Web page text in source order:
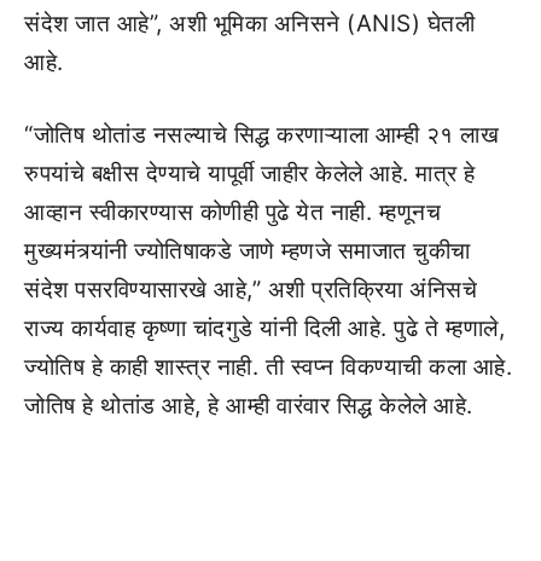
संदेश जात आहे”, अशी भूमिका अनिसने (ANIS) घेतली
आहे.
“जोतिष थोतांड नसल्याचे सिद्ध करणाऱ्याला आम्ही २१ लाख
रुपयांचे बक्षीस देण्याचे यापूर्वी जाहीर केलेले आहे. मात्र हे
आव्हान स्वीकारण्यास कोणीही पुढे येत नाही. म्हणूनच
मुख्यमंत्र्यांनी ज्योतिषाकडे जाणे म्हणजे समाजात चुकीचा
संदेश पसरविण्यासारखे आहे,” अशी प्रतिक्रिया अंनिसचे
राज्य कार्यवाह कृष्णा चांदगुडे यांनी दिली आहे. पुढे ते म्हणाले,
ज्योतिष हे काही शास्त्र नाही. ती स्वप्न विकण्याची कला आहे.
जोतिष हे थोतांड आहे, हे आम्ही वारंवार सिद्ध केलेले आहे.